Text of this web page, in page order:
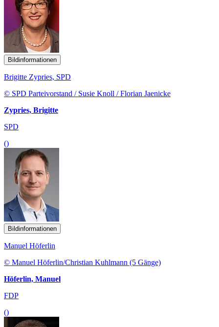
Bildinformationen
Brigitte Zypries, SPD
© SPD Parteivorstand / Susie Knoll / Florian Jaenicke
Zypries, Brigitte
SPD
()
Bildinformationen
Manuel Höferlin
© Manuel Höferlin/Christian Kuhlmann (5 Gänge)
Höferlin, Manuel
FDP
()